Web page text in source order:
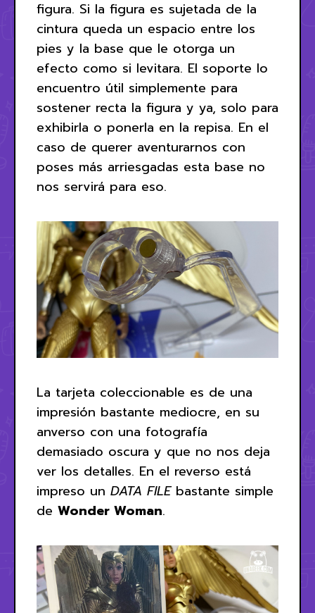
figura. Si la figura es sujetada de la
cintura queda un espacio entre los
pies y la base que le otorga un
efecto como si levitara. El soporte lo
encuentro útil simplemente para
sostener recta la figura y ya, solo para
exhibirla o ponerla en la repisa. En el
caso de querer aventurarnos con
poses más arriesgadas esta base no
nos servirá para eso.
La tarjeta coleccionable es de una
impresión bastante mediocre, en su
anverso con una fotografía
demasiado oscura y que no nos deja
ver los detalles. En el reverso está
impreso un DATA FILEbastante simple
de Wonder Woman.